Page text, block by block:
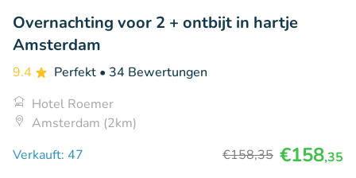
Overnachting voor 2 + ontbijt in hartje
Amsterdam
9.4 Perfekt • 34 Bewertungen
Hotel Roemer
Amsterdam (2km)
Verkauft: 47
€158,35 €158,35